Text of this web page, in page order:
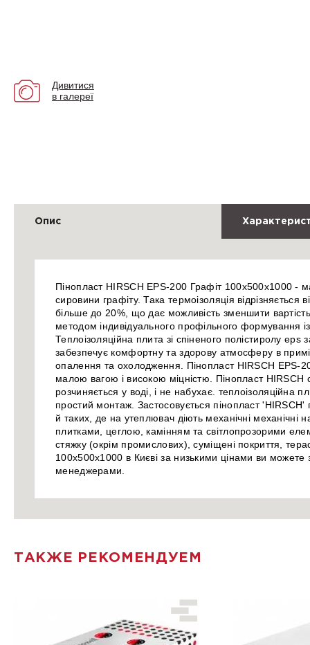
Дивитися
в галереї
Опис
Пінопласт HIRSCH EPS-200 Графіт 100x500x1000 -
сировини графіту. Така термоізоляція відрізняється
більше до 20%, що дає можливість зменшити
методом індивідуального профільного формування
Теплоізоляційна плита зі спіненого полістиролу
забезпечує комфортну та здорову атмосферу в
опалення та охолодження. Пінопласт HIRSCH EPS-
малою вагою і високою міцністю. Пінопласт HIRSCH
розчиняється у воді, і не набухає. теплоізоляційна
простий монтаж. Застосовується пінопласт 'HIRSCH'
й таких, де на утеплювач діють механічні
плитками, цеглою, камінням та світлопрозорими
стяжку (окрім промислових), суміщені покриття,
100x500x1000 в Києві за низькими цінами ви
менеджерами.
ТАКЖЕ РЕКОМЕНДУЕМ